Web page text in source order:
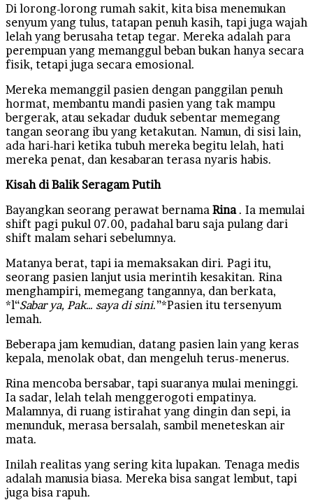
Di lorong-lorong rumah sakit, kita bisa menemukan
senyum yang tulus, tatapan penuh kasih, tapi juga wajah
lelah yang berusaha tetap tegar. Mereka adalah para
perempuan yang memanggul beban bukan hanya secara
fisik, tetapi juga secara emosional.
Mereka memanggil pasien dengan panggilan penuh
hormat, membantu mandi pasien yang tak mampu
bergerak, atau sekadar duduk sebentar memegang
tangan seorang ibu yang ketakutan. Namun, di sisi lain,
ada hari-hari ketika tubuh mereka begitu lelah, hati
mereka penat, dan kesabaran terasa nyaris habis.
Kisah di Balik Seragam Putih
Bayangkan seorang perawat bernama Rina . Ia memulai
shift pagi pukul 07.00, padahal baru saja pulang dari
shift malam sehari sebelumnya.
Matanya berat, tapi ia memaksakan diri. Pagi itu,
seorang pasien lanjut usia merintih kesakitan. Rina
menghampiri, memegang tangannya, dan berkata,
*l“Sabar ya, Pak… saya di sini.”*Pasien itu tersenyum
lemah.
Beberapa jam kemudian, datang pasien lain yang keras
kepala, menolak obat, dan mengeluh terus-menerus.
Rina mencoba bersabar, tapi suaranya mulai meninggi.
Ia sadar, lelah telah menggerogoti empatinya.
Malamnya, di ruang istirahat yang dingin dan sepi, ia
menunduk, merasa bersalah, sambil meneteskan air
mata.
Inilah realitas yang sering kita lupakan. Tenaga medis
adalah manusia biasa. Mereka bisa sangat lembut, tapi
juga bisa rapuh.